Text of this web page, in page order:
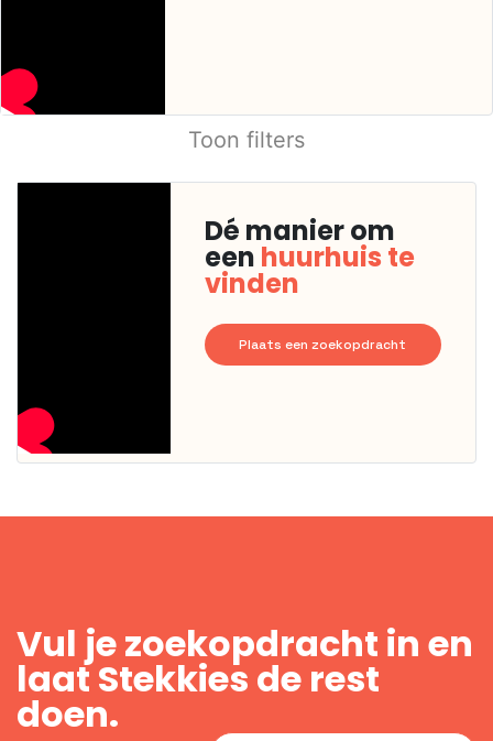
Toon filters
Dé manier om
een huurhuis te
vinden
Plaats een zoekopdracht
Vul je zoekopdracht in en
laat Stekkies de rest
doen.